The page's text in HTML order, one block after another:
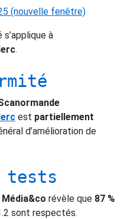
(nouvelle fenêtre)
à
.
est partiellement
d’amélioration de
tests
Média&co révèle que 87 %
sont respectés.